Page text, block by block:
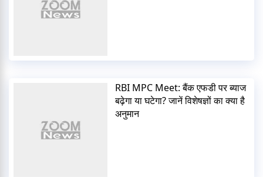
RBI MPC Meet: बैंक एफडी पर ब्याज
बढ़ेगा या घटेगा? जानें विशेषज्ञों का क्या है
अनुमान